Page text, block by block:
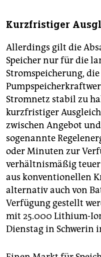
Kurzfristiger
Allerdings gilt die
Speicher nur für die
Stromspeicherung,
Stromnetz stabil zu
kurzfristiger
zwischen Angebot
sogenannte
oder Minuten zur
verhältnismäßig
aus konventionellen
alternativ auch von
Verfügung gestellt
mit 25.000 Lithium-
Dienstag in Schwerin